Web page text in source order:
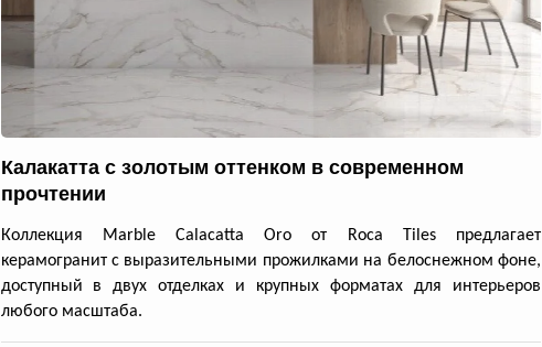
Калакатта с золотым оттенком в современном
прочтении
Коллекция Marble Calacatta Oro от Roca Tiles предлагает
керамогранит с выразительными прожилками на белоснежном фоне,
доступный в двух отделках и крупных форматах для интерьеров
любого масштаба.